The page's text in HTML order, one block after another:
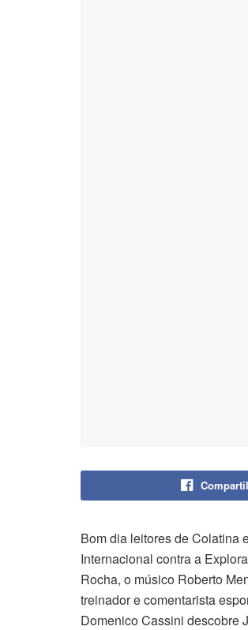
Bom dia leitores de Colatina
Internacional contra a
Rocha, o músico Roberto
treinador e comentarista
Domenico Cassini descobre